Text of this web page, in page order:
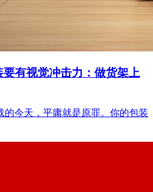
有视觉冲击力：做货架上
的今天，平庸就是原罪。你的包装